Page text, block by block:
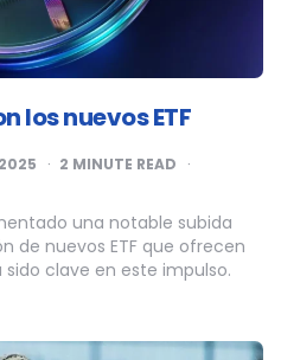
los nuevos ETF
2 MINUTE READ
una notable subida
de nuevos ETF que ofrecen
clave en este impulso.